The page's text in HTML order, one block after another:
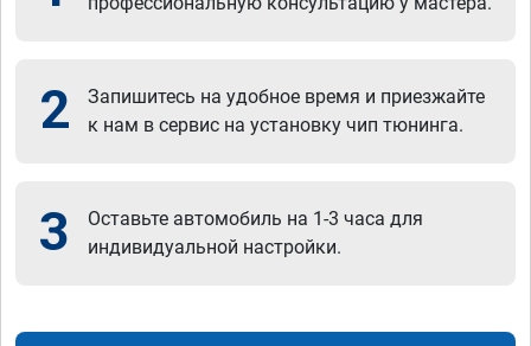
2
Запишитесь на удобное время и приезжайте
к нам в сервис на установку чип тюнинга.
3
Оставьте автомобиль на 1-3 часа для
индивидуальной настройки.